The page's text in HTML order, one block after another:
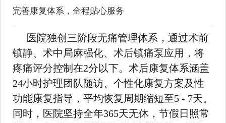
完善康复体系，全程贴心服务
医院独创三阶段无痛管理体系，通过术前
镇静、术中局麻强化、术后镇痛泵应用，将
疼痛评分控制在2分以下。术后康复体系涵盖
24小时护理团队随访、个性化康复方案及性
功能康复指导，平均恢复周期缩短至5 - 7天。
同时，医院坚持全年365天无休，节假日照常